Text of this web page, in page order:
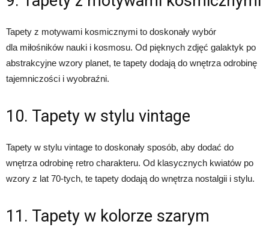
Tapety z motywami kosmicznymi to doskonały wybór
dla miłośników nauki i kosmosu. Od pięknych zdjęć galaktyk po
abstrakcyjne wzory planet, te tapety dodają do wnętrza odrobinę
tajemniczości i wyobraźni.
10. Tapety w stylu vintage
Tapety w stylu vintage to doskonały sposób, aby dodać do
wnętrza odrobinę retro charakteru. Od klasycznych kwiatów po
wzory z lat 70-tych, te tapety dodają do wnętrza nostalgii i stylu.
11. Tapety w kolorze szarym